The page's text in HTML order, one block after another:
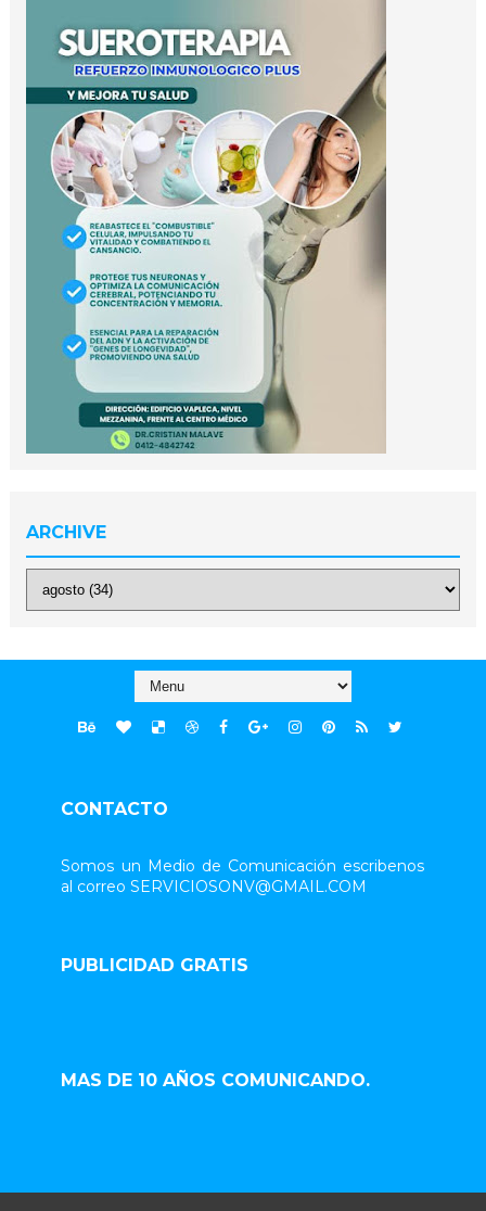
ARCHIVE
CONTACTO
Somos un Medio de Comunicación escribenos
al correo SERVICIOSONV@GMAIL.COM
PUBLICIDAD GRATIS
MAS DE 10 AÑOS COMUNICANDO.